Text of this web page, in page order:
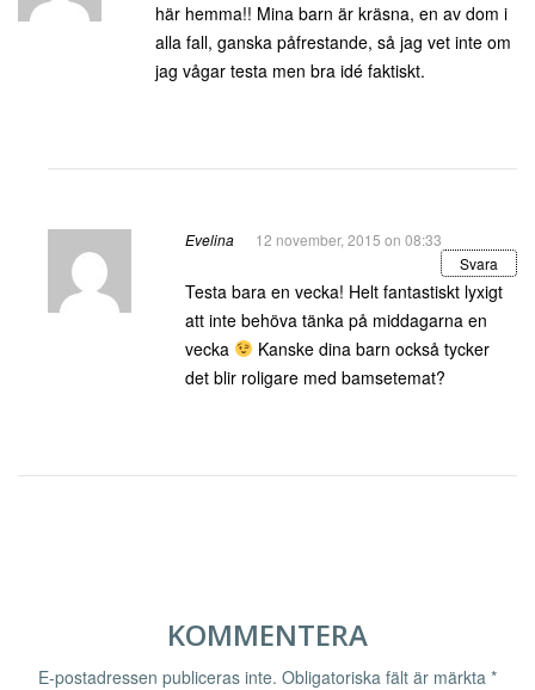
här hemma!! Mina barn är kräsna, en av dom i
alla fall, ganska påfrestande, så jag vet inte om
jag vågar testa men bra idé faktiskt.
Evelina
12 november, 2015 on 08:33
Svara
Testa bara en vecka! Helt fantastiskt lyxigt
att inte behöva tänka på middagarna en
vecka
Kanske dina barn också tycker
det blir roligare med bamsetemat?
KOMMENTERA
E-postadressen publiceras inte. Obligatoriska fält är märkta *